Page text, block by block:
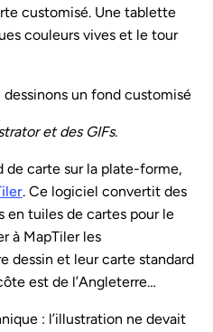
customisé. Une tablette
couleurs vives et le tour
et des GIFs.
de carte sur la plate-forme,
. Ce logiciel convertit des
en tuiles de cartes pour le
à MapTiler les
dessin et leur carte standard
est de l’Angleterre…
: l’illustration ne devait